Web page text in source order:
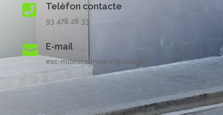
 Telèfon contacte
93 478 28 33
 E-mail
esc-mdeucarmeprat@xtec.cat